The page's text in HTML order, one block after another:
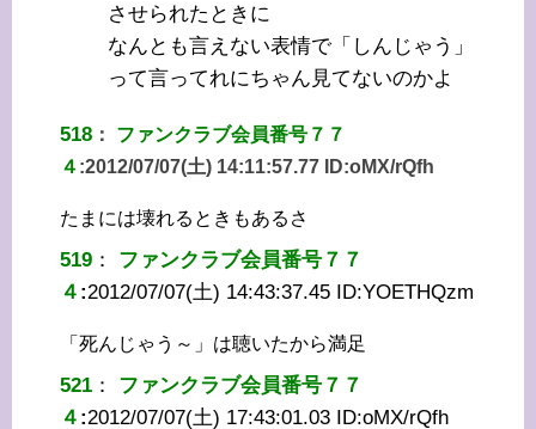
させられたときに
なんとも言えない表情で「しんじゃう」
って言ってれにちゃん見てないのかよ
518 ： ファンクラブ会員番号７７
４ :2012/07/07(土) 14:11:57.77 ID:oMX/rQfh
たまには壊れるときもあるさ
519 ： ファンクラブ会員番号７７
４ :2012/07/07(土) 14:43:37.45 ID:YOETHQzm
「死んじゃう～」は聴いたから満足
521 ： ファンクラブ会員番号７７
４ :2012/07/07(土) 17:43:01.03 ID:oMX/rQfh